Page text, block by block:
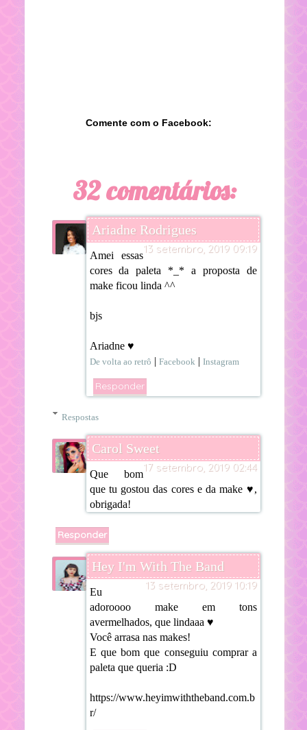
Comente com o Facebook:
32 comentários:
Ariadne Rodrigues
13 setembro, 2019 09:19
Amei essas
cores da paleta *_* a proposta de
make ficou linda ^^
bjs
Ariadne ♥
De volta ao retrô | Facebook | Instagram
Responder
Respostas
Carol Sweet
17 setembro, 2019 02:44
Que bom
que tu gostou das cores e da make ♥,
obrigada!
Responder
Hey I'm With The Band
13 setembro, 2019 10:19
Eu
adoroooo make em tons
avermelhados, que lindaaa ♥
Você arrasa nas makes!
E que bom que conseguiu comprar a
paleta que queria :D
https://www.heyimwiththeband.com.b
r/